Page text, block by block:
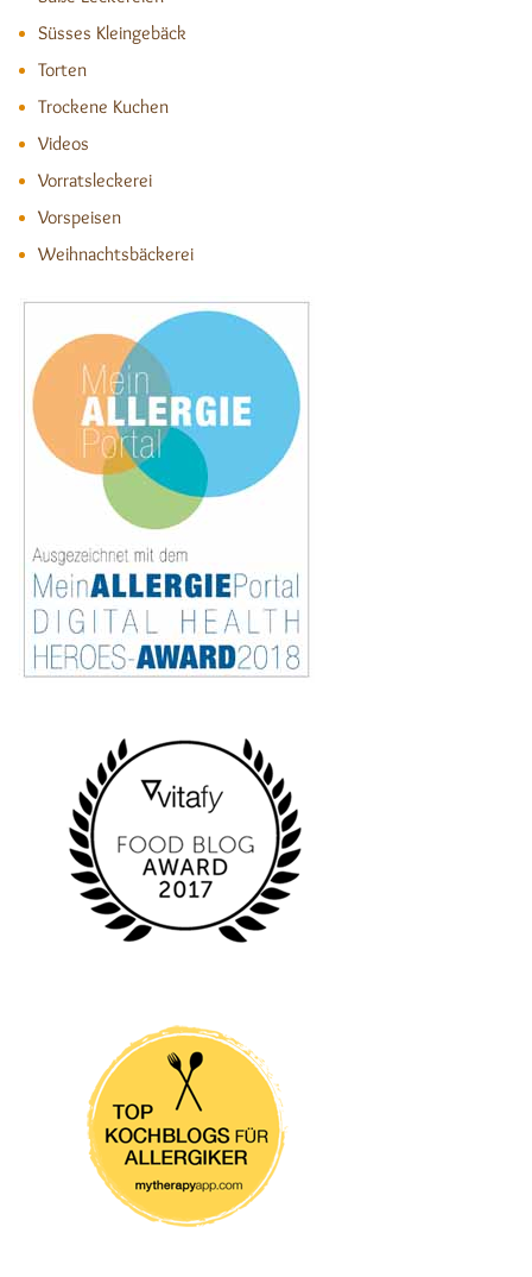
Süsses Kleingebäck
Torten
Trockene Kuchen
Videos
Vorratsleckerei
Vorspeisen
Weihnachtsbäckerei